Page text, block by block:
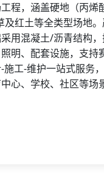
程，涵盖硬地（丙烯
及红土等全类型场地
用混凝土/沥青结构
明、配套设施，支持
施工-维护一站式服务
心、学校、社区等场